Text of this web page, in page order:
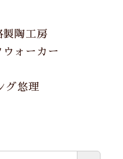
陶工房
ォーカー
グ悠理